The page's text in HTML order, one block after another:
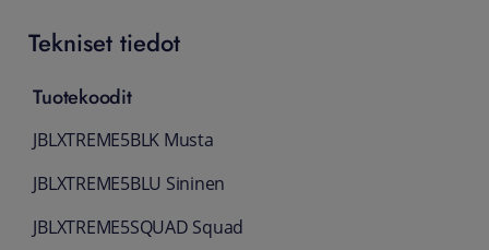
Tekniset tiedot
Tuotekoodit
JBLXTREME5BLK Musta
JBLXTREME5BLU Sininen
JBLXTREME5SQUAD Squad